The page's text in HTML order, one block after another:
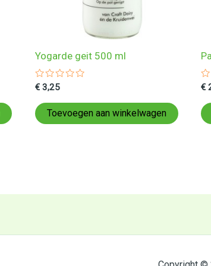
Yogarde geit 500 ml
Gewaardeerd
uit
5
€3,25
Toevoegen aan winkelwagen
5
€